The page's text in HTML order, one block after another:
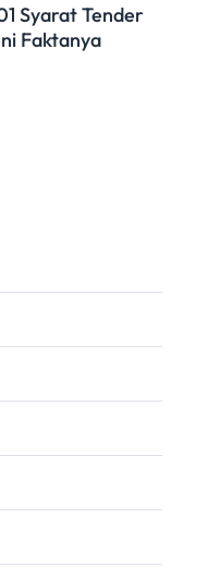
Syarat Tender
Faktanya